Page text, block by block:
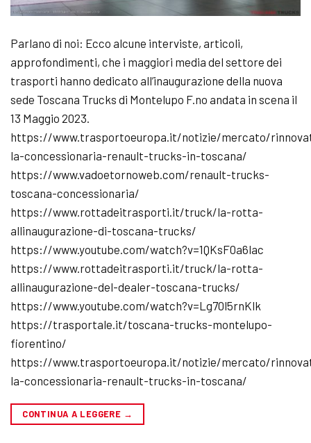
Parlano di noi: Ecco alcune interviste, articoli,
approfondimenti, che i maggiori media del settore dei
trasporti hanno dedicato all’inaugurazione della nuova
sede Toscana Trucks di Montelupo F.no andata in scena il
13 Maggio 2023.
https://www.trasportoeuropa.it/notizie/mercato/
la-concessionaria-renault-trucks-in-toscana/
https://www.vadoetornoweb.com/renault-trucks-
toscana-concessionaria/
https://www.rottadeitrasporti.it/truck/la-rotta-
allinaugurazione-di-toscana-trucks/
https://www.youtube.com/watch?v=1QKsF0a6lac
https://www.rottadeitrasporti.it/truck/la-rotta-
allinaugurazione-del-dealer-toscana-trucks/
https://www.youtube.com/watch?v=Lg70l5rnKlk
https://trasportale.it/toscana-trucks-montelupo-
fiorentino/
https://www.trasportoeuropa.it/notizie/mercato/
la-concessionaria-renault-trucks-in-toscana/
CONTINUA A LEGGERE →